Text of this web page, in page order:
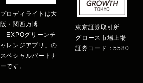
プロディライトは大
阪・関西万博
「EXPOグリーンチ
ャレンジアプリ」の
スペシャルパートナ
ーです。
東京証券取引所
グロース市場上場
証券コード：5580